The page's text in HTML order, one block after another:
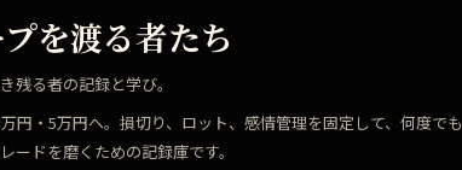
を渡る者たち
残る者の記録と学び。
円・5万円へ。損切り、ロット、感情管理を固定して、何度でも
ードを磨くための記録庫です。